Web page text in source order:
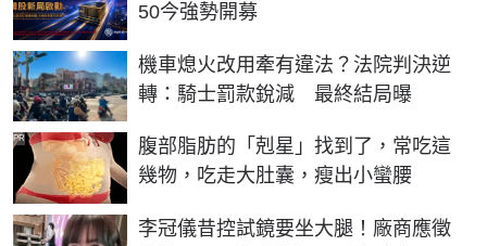
50今強勢開募
機車熄火改用牽有違法？法院判決逆
轉：騎士罰款銳減 最終結局曝
腹部脂肪的「剋星」找到了，常吃這
幾物，吃走大肚囊，瘦出小蠻腰
PR
李冠儀昔控試鏡要坐大腿！廠商應徵